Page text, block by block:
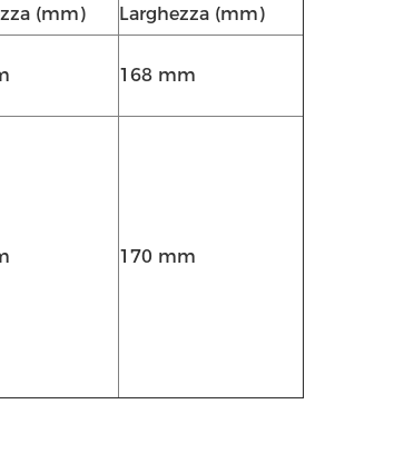
(mm)
Larghezza (mm)
168 mm
170 mm